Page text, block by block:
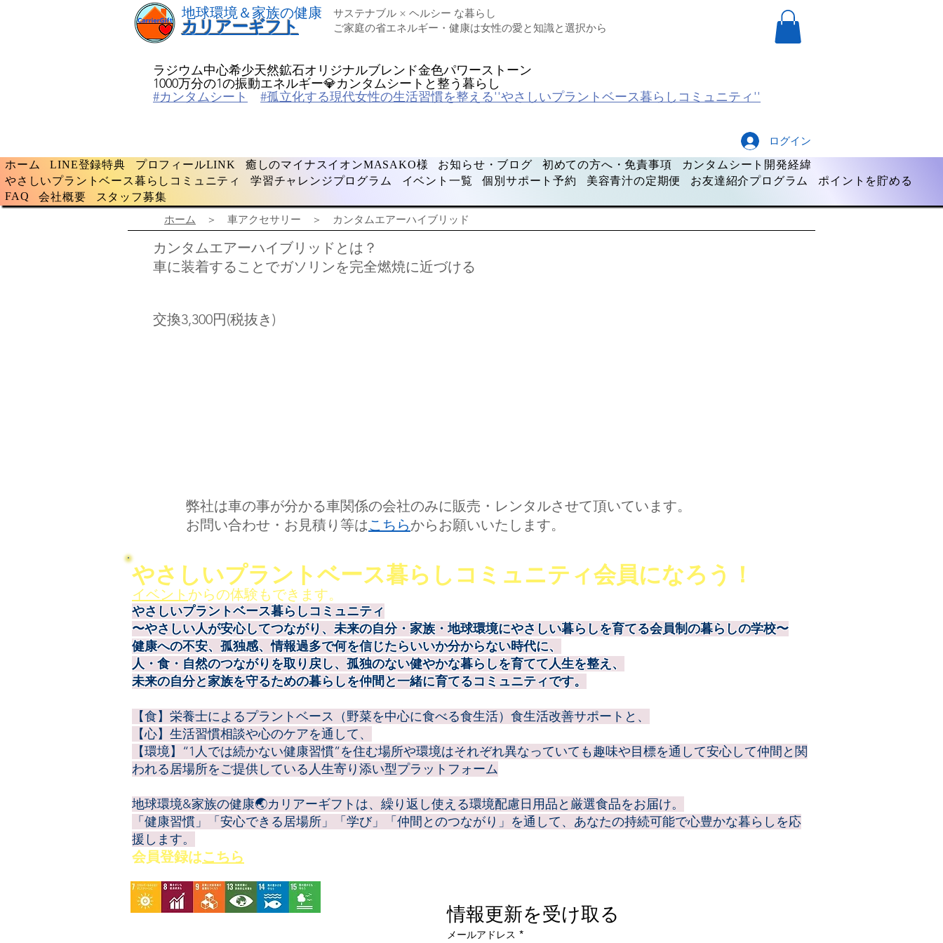
​地球環境＆家族の健康
サステナブル × ヘルシー な暮らし
ご家庭の省エネルギー・健康は女性の愛と知識と選択から
​カリアーギフト
ラジウム中心希少天然鉱石オリジナルブレンド金色パワーストーン
​1000万分の1の振動エネルギー💎カンタムシートと整う暮らし
#カンタムシート
#孤立化する現代女性の生活習慣を整える''やさしいプラントベース暮らしコミュニティ''
ログイン
ホーム LINE登録特典 プロフィールLINK 癒しのマイナスイオンMASAKO様 お知らせ・ブログ 初めての方へ・免責事項
カンタムシート開発経緯
やさしいプラントベース暮らしコミュニティ
学習チャレンジプログラム イベント一覧 個別サポート予約 美容青汁の定期便 お友達紹介プログラム
ポイントを貯める
FAQ
会社概要 スタッフ募集
ホーム ＞ 車アクセサリー ＞ カンタムエアーハイブリッド
​カンタムエアーハイブリッドとは？
​車に装着することでガソリンを完全燃焼に近づける
交換3,300円(税抜き)
弊社は車の事が分かる車関係の会社のみに販売・レンタルさせて頂いています​。
​お問い合わせ・お見積り等はこちらからお願いいたします。
やさしいプラントベース暮らしコミュニティ会員になろう！
イベント からの体験もできます。
やさしいプラントベース暮らしコミュニティ
〜やさしい人が安心してつながり、未来の自分・家族・地球環境にやさしい暮らしを育てる会員制の暮らしの学校〜
健康への不安、孤独感、情報過多で何を信じたらいいか分からない時代に、
人・食・自然のつながりを取り戻し、孤独のない健やかな暮らしを育てて人生を整え、
未来の自分と家族を守るための暮らしを仲間と一緒に育てるコミュニティです。
【食】栄養士によるプラントベース（野菜を中心に食べる食生活）食生活改善サポートと、
【心】生活習慣相談や心のケアを通して、
【環境】“1人では続かない健康習慣”を住む場所や環境はそれぞれ異なっていても趣味や目標を通して安心して仲間と関
われる居場所をご提供している人生寄り添い型プラットフォーム
地球環境&家族の健康🌏️カリアーギフトは、繰り返し使える環境配慮日用品と厳選食品をお届け。
「健康習慣」「安心できる居場所」「学び」「仲間とのつながり」を通して、あなたの持続可能で心豊かな暮らしを応
援します。
会員登録はこちら
情報更新を受け取る
メールアドレス *